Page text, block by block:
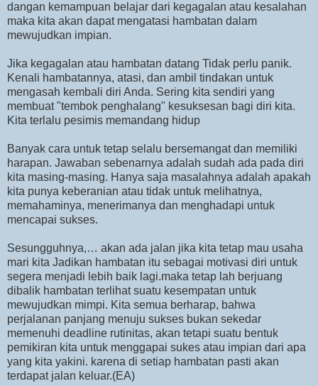
dangan kemampuan belajar dari kegagalan atau kesalahan
maka kita akan dapat mengatasi hambatan dalam
mewujudkan impian.
Jika kegagalan atau hambatan datang Tidak perlu panik.
Kenali hambatannya, atasi, dan ambil tindakan untuk
mengasah kembali diri Anda. Sering kita sendiri yang
membuat "tembok penghalang" kesuksesan bagi diri kita.
Kita terlalu pesimis memandang hidup
Banyak cara untuk tetap selalu bersemangat dan memiliki
harapan. Jawaban sebenarnya adalah sudah ada pada diri
kita masing-masing. Hanya saja masalahnya adalah apakah
kita punya keberanian atau tidak untuk melihatnya,
memahaminya, menerimanya dan menghadapi untuk
mencapai sukses.
Sesungguhnya,… akan ada jalan jika kita tetap mau usaha
mari kita Jadikan hambatan itu sebagai motivasi diri untuk
segera menjadi lebih baik lagi.maka tetap lah berjuang
dibalik hambatan terlihat suatu kesempatan untuk
mewujudkan mimpi. Kita semua berharap, bahwa
perjalanan panjang menuju sukses bukan sekedar
memenuhi deadline rutinitas, akan tetapi suatu bentuk
pemikiran kita untuk menggapai sukes atau impian dari apa
yang kita yakini. karena di setiap hambatan pasti akan
terdapat jalan keluar.(EA)